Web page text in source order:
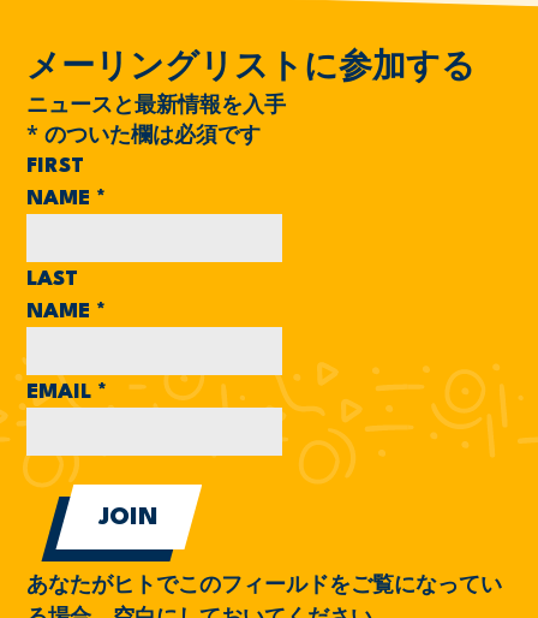
メーリングリストに参加する
ニュースと最新情報を入手
* のついた欄は必須です
FIRST
NAME *
LAST
NAME *
EMAIL *
あなたがヒトでこのフィールドをご覧になってい